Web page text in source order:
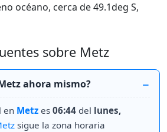
océano, cerca de 49.1deg S,
sobre Metz
ahora mismo?
en Metz es 06:44 del lunes,
sigue la zona horaria